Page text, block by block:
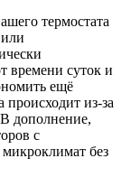
термостата
времени суток и
ещё
происходит из-за
дополнение,
с
микроклимат без